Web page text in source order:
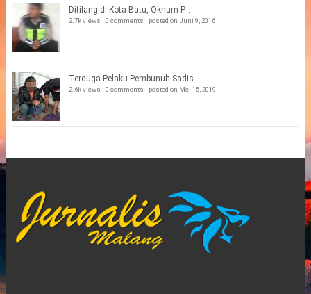
Ditilang di Kota Batu, Oknum P...
2.7k views | 0 comments | posted on Juni 9, 2016
Terduga Pelaku Pembunuh Sadis...
2.6k views | 0 comments | posted on Mei 15, 2019